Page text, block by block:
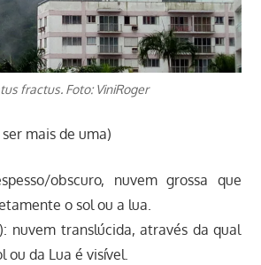
fractus. Foto: ViniRoger
mais de uma)
obscuro, nuvem grossa que
o sol ou a lua.
nuvem translúcida, através da qual
ou da Lua é visível.